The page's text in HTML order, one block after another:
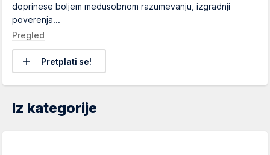
doprinese boljem međusobnom razumevanju, izgradnji
poverenja...
Pregled
Pretplati se!
Iz kategorije